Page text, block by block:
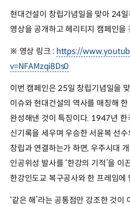
현대건설이 창립기념일을 맞아 24
영상을 공개하고 헤리티지 캠페인을
※ 영상 링크 : https://
v=NFAMzqi8Ds0
이번 캠페인은 25일 창립기념일을
이슈와 현대건설의 역사를 매칭해
완성해낸 것이 특징이다. 1947년 한
신기록을 세우며 우승한 서윤복 선
창립과 연결하는가 하면, 우주시대
인공위성 발사를 ‘한강의 기적’을 이
한강인도교 복구공사와 한 프레임에
‘같은 해’라는 공통점만 강조한 것